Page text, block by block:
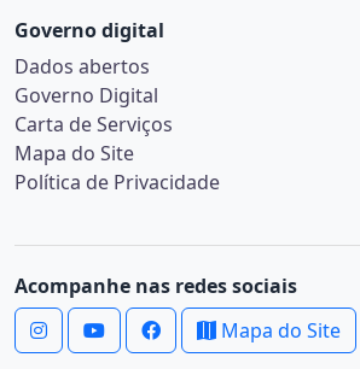
Governo digital
Dados abertos
Governo Digital
Carta de Serviços
Mapa do Site
Política de Privacidade
Acompanhe nas redes sociais
Mapa do Site